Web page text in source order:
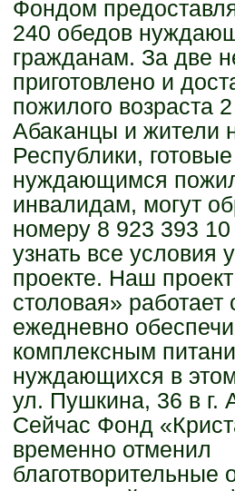
Фондом
240 обедов
гражданам. За две
приготовлено и
пожилого возраста
Абаканцы и жители
Республики,
нуждающимся
инвалидам, могут
номеру 8 923 393
узнать все условия
проекте. Наш
столовая» работает
ежедневно
комплексным
нуждающихся в
ул. Пушкина, 36 в г.
Сейчас Фонд
временно отменил
благотворительные